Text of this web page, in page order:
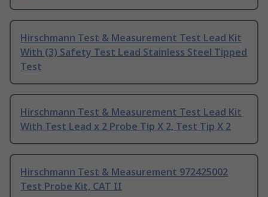
Hirschmann Test & Measurement Test Lead Kit
With (3) Safety Test Lead Stainless Steel Tipped
Test
Hirschmann Test & Measurement Test Lead Kit
With Test Lead x 2 Probe Tip X 2, Test Tip X 2
Hirschmann Test & Measurement 972425002
Test Probe Kit, CAT II